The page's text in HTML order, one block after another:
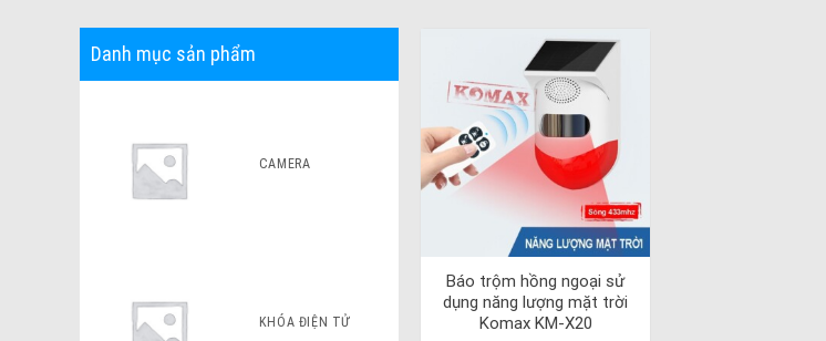
Danh mục sản phẩm
CAMERA
KHÓA ĐIỆN TỬ
Báo trộm hồng ngoại sử
dụng năng lượng mặt trời
Komax KM-X20